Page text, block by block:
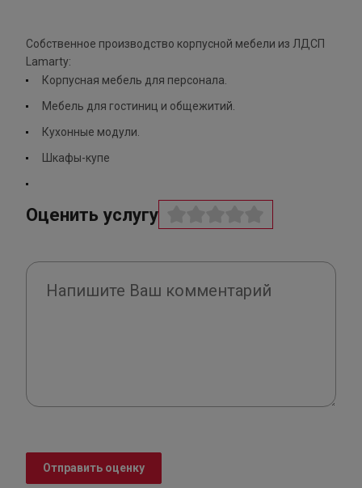
Собственное производство корпусной мебели из ЛДСП
Lamarty:
Корпусная мебель для персонала.
Мебель для гостиниц и общежитий.
Кухонные модули.
Шкафы-купе
Оценить услугу
Отправить оценку